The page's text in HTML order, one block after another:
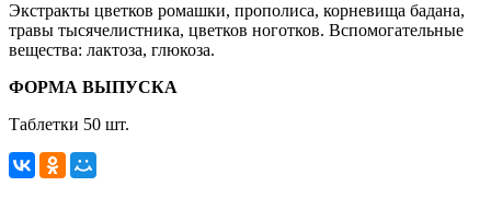
Экстракты цветков ромашки, прополиса, корневища бадана,
травы тысячелистника, цветков ноготков. Вспомогательные
вещества: лактоза, глюкоза.
ФОРМА ВЫПУСКА
Таблетки 50 шт.